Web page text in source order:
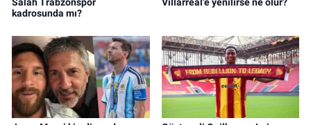
kadrosunda mı?